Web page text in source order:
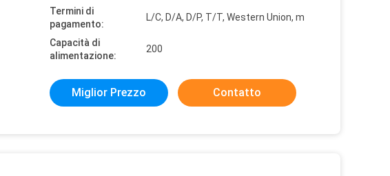
Termini di
pagamento:
L/C, D/A, D/P, T/T, Western Union, m
Capacità di
alimentazione:
200
Miglior Prezzo Contatto